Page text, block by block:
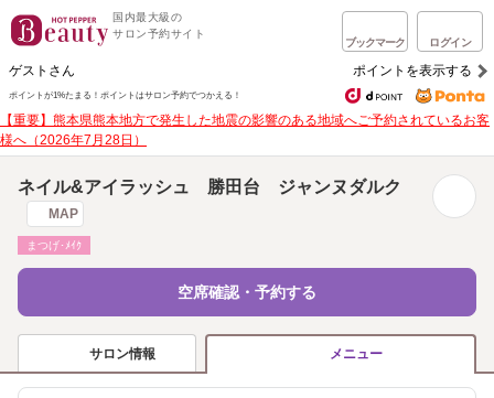
国内最大級の
サロン予約サイト
ブックマーク ログイン
ゲストさん ポイントを表示する
ポイントが1%たまる！ ポイントはサロン予約でつかえる！
【重要】熊本県熊本地方で発生した地震の影響のある地域へご予約されているお客
様へ（2026年7月28日）
ネイル&アイラッシュ 勝田台 ジャンヌダルク
MAP
まつげ･ﾒｲｸ
空席確認・予約する
サロン情報 メニュー